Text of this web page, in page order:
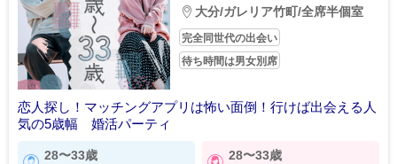
大分/ガレリア竹町/全席半個室
完全同世代の出会い
待ち時間は男女別席
恋人探し！マッチングアプリは怖い面倒！行けば出会える人
気の5歳幅 婚活パーティ
28〜33歳 28〜33歳